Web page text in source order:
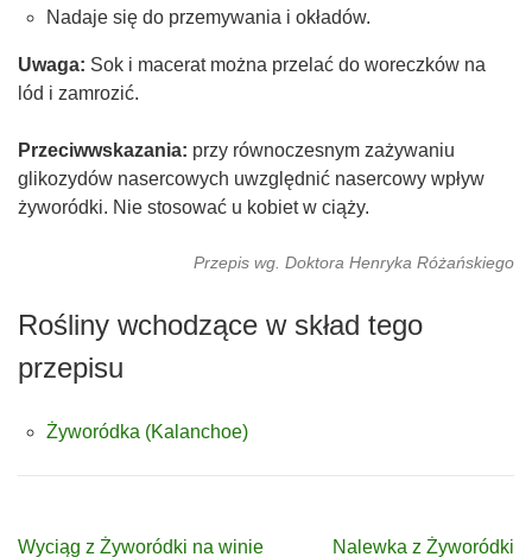
Nadaje się do przemywania i okładów.
Uwaga: Sok i macerat można przelać do woreczków na
lód i zamrozić.
Przeciwwskazania: przy równoczesnym zażywaniu
glikozydów nasercowych uwzględnić nasercowy wpływ
żyworódki. Nie stosować u kobiet w ciąży.
Przepis wg. Doktora Henryka Różańskiego
Rośliny wchodzące w skład tego
przepisu
Żyworódka (Kalanchoe)
Wyciąg z Żyworódki na winie Nalewka z Żyworódki